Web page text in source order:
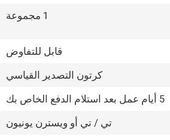
1 مجموعة
قابل للتفاوض
كرتون التصدير القياسي
5 أيام عمل بعد استلام الدفع الخاص بك
تي / تي أو ويسترن يونيون